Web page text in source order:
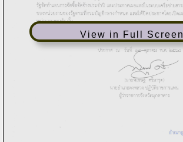
View in Full Screen